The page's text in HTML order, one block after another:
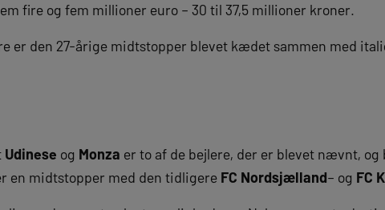
fire og fem millioner euro – 30 til 37,5 millioner kroner.
er den 27-årige midtstopper blevet kædet sammen med
Udinese og Monza er to af de bejlere, der er blevet nævnt,
en midtstopper med den tidligere FC Nordsjælland– og FC